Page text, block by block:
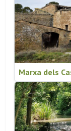
Marxa dels